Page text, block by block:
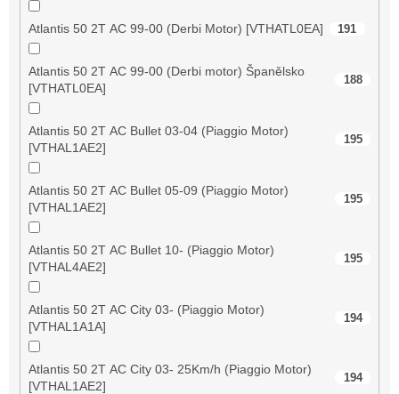
Atlantis 50 2T AC 99-00 (Derbi Motor) [VTHATL0EA] 191
Atlantis 50 2T AC 99-00 (Derbi motor) Španělsko
[VTHATL0EA]
188
Atlantis 50 2T AC Bullet 03-04 (Piaggio Motor)
[VTHAL1AE2]
195
Atlantis 50 2T AC Bullet 05-09 (Piaggio Motor)
[VTHAL1AE2]
195
Atlantis 50 2T AC Bullet 10- (Piaggio Motor)
[VTHAL4AE2]
195
Atlantis 50 2T AC City 03- (Piaggio Motor)
[VTHAL1A1A]
194
Atlantis 50 2T AC City 03- 25Km/h (Piaggio Motor)
[VTHAL1AE2]
194